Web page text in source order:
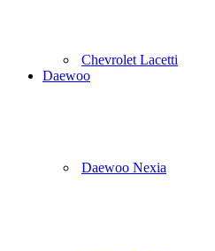
Chevrolet Lacetti
Daewoo
Daewoo Nexia